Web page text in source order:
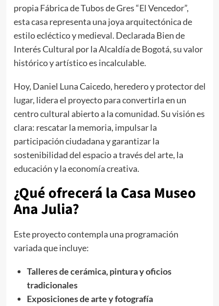
propia Fábrica de Tubos de Gres “El Vencedor”,
esta casa representa una joya arquitectónica de
estilo ecléctico y medieval. Declarada Bien de
Interés Cultural por la Alcaldía de Bogotá, su valor
histórico y artístico es incalculable.
Hoy, Daniel Luna Caicedo, heredero y protector del
lugar, lidera el proyecto para convertirla en un
centro cultural abierto a la comunidad. Su visión es
clara: rescatar la memoria, impulsar la
participación ciudadana y garantizar la
sostenibilidad del espacio a través del arte, la
educación y la economía creativa.
¿Qué ofrecerá la Casa Museo
Ana Julia?
Este proyecto contempla una programación
variada que incluye:
Talleres de cerámica, pintura y oficios
tradicionales
Exposiciones de arte y fotografía